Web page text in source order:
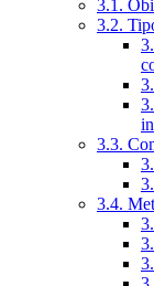
3.1.
3.2.
3.3.
3.4.